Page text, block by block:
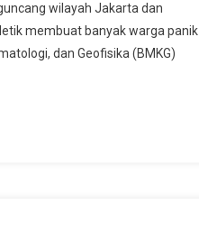
wilayah Jakarta dan
membuat banyak warga panik
dan Geofisika (BMKG)